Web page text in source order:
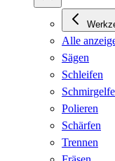
Alle
Sägen
Schleifen
Polieren
Schärfen
Trennen